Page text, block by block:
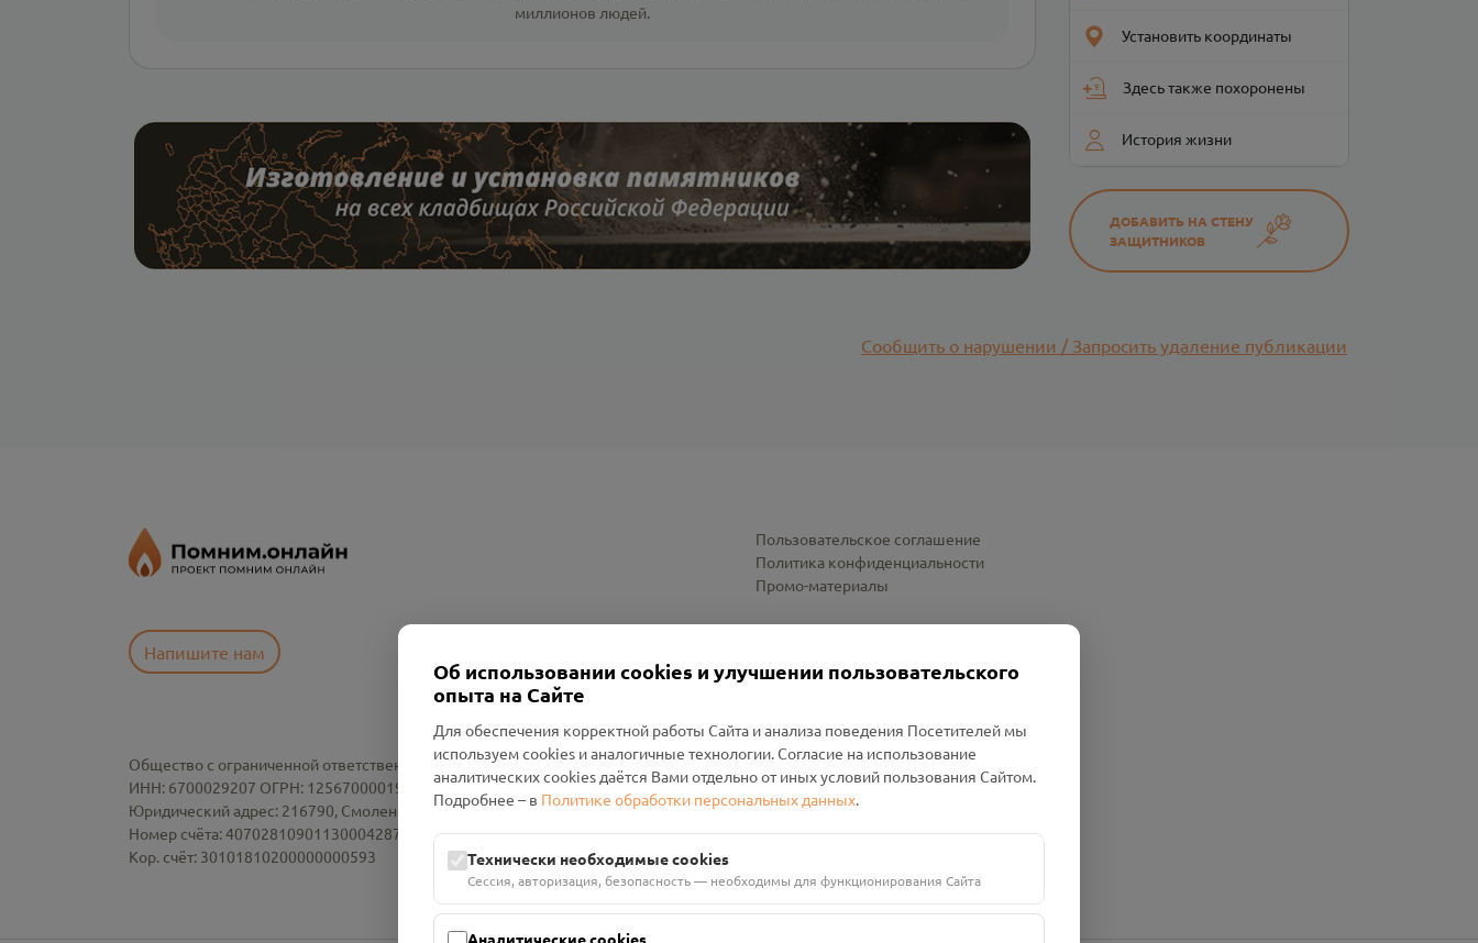
миллионов людей.
Установить координаты
Здесь также похоронены
История жизни
ДОБАВИТЬ НА СТЕНУ
ЗАЩИТНИКОВ
Сообщить о нарушении / Запросить удаление публикации
Напишите нам
Пользовательское соглашение
Политика конфиденциальности
Промо-материалы
Общество с ограниченной ответственностью «Смоленский Проект Помним»
ИНН: 6700029207 ОГРН: 1256700001986
Юридический адрес: 216790, Смоленская область, р-н Руднянский, г. Рудня, улица Западная, д. 26А, пом. 18
Номер счёта: 40702810901130004287 в АО "АЛЬФА-БАНК"
Кор. счёт: 30101810200000000593
Об использовании cookies и улучшении пользовательского
опыта на Сайте
Для обеспечения корректной работы Сайта и анализа поведения Посетителей мы
используем cookies и аналогичные технологии. Согласие на использование
аналитических cookies даётся Вами отдельно от иных условий пользования Сайтом.
Подробнее – в Политике обработки персональных данных.
Технически необходимые cookies
Сессия, авторизация, безопасность — необходимы для функционирования Сайта
Аналитические cookies